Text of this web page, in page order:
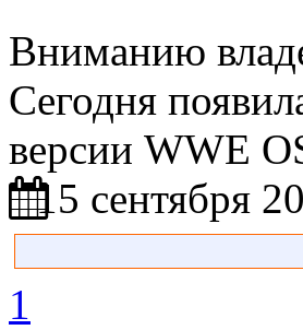
Вниманию
Сегодня
версии WWE
15 сентября
1